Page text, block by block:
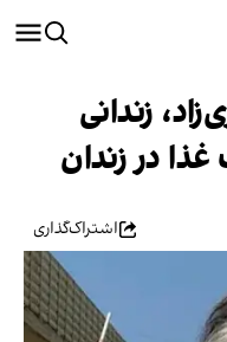
زندانی
در زندان
اشتراک‌گذاری